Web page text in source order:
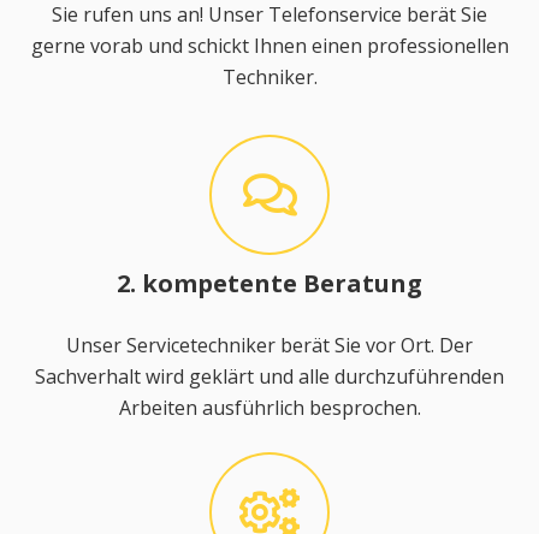
Sie rufen uns an! Unser Telefonservice berät Sie
gerne vorab und schickt Ihnen einen professionellen
Techniker.
2. kompetente Beratung
Unser Servicetechniker berät Sie vor Ort. Der
Sachverhalt wird geklärt und alle durchzuführenden
Arbeiten ausführlich besprochen.